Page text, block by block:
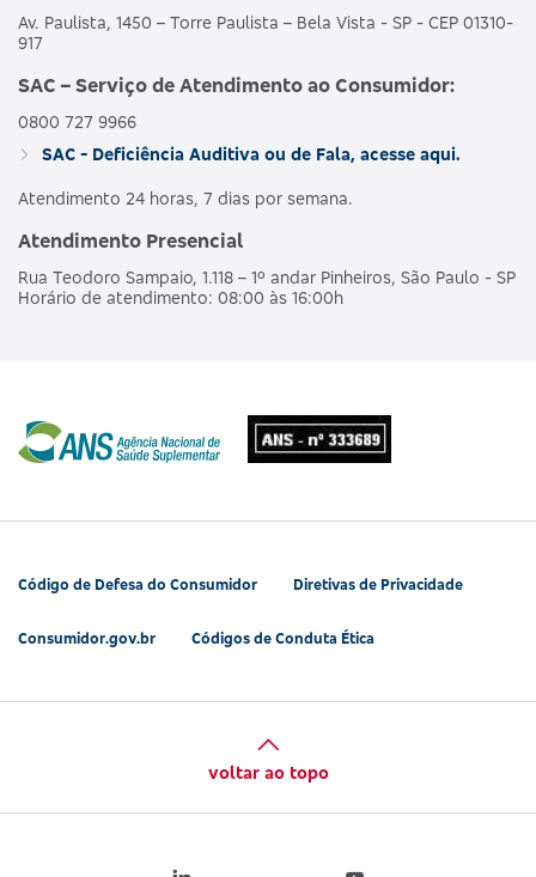
Av. Paulista, 1450 – Torre Paulista – Bela Vista - SP - CEP 01310-
917
SAC – Serviço de Atendimento ao Consumidor:
0800 727 9966
SAC - Deficiência Auditiva ou de Fala, acesse aqui.
Atendimento 24 horas, 7 dias por semana.
Atendimento Presencial
Rua Teodoro Sampaio, 1.118 – 1º andar Pinheiros, São Paulo - SP
Horário de atendimento: 08:00 às 16:00h
Código de Defesa do Consumidor Diretivas de Privacidade
Consumidor.gov.br Códigos de Conduta Ética
voltar ao topo